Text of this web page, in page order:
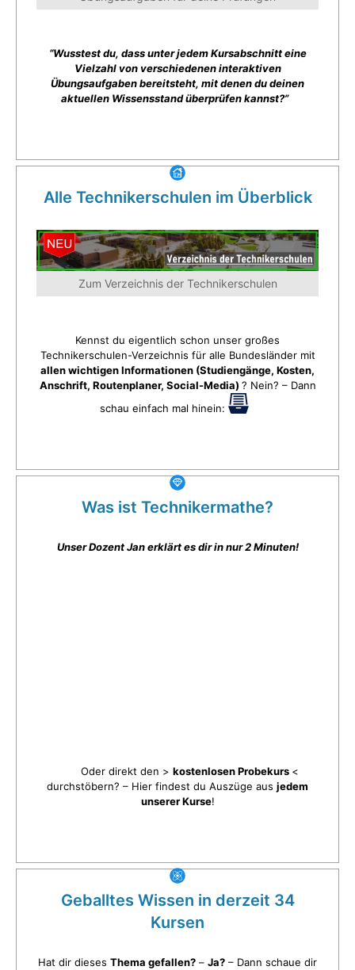
“Wusstest du, dass unter jedem Kursabschnitt eine
Vielzahl von verschiedenen interaktiven
Übungsaufgaben bereitsteht, mit denen du deinen
aktuellen Wissensstand überprüfen kannst?”
Alle Technikerschulen im Überblick
Zum Verzeichnis der Technikerschulen
Kennst du eigentlich schon unser großes
Technikerschulen-Verzeichnis für alle Bundesländer mit
allen wichtigen Informationen (Studiengänge, Kosten,
Anschrift, Routenplaner, Social-Media) ? Nein? – Dann
schau einfach mal hinein:
Was ist Technikermathe?
Unser Dozent Jan erklärt es dir in nur 2 Minuten!
Oder direkt den > kostenlosen Probekurs <
durchstöbern? – Hier findest du Auszüge aus jedem
unserer Kurse!
Geballtes Wissen in derzeit 34
Kursen
Hat dir dieses Thema gefallen? – Ja? – Dann schaue dir